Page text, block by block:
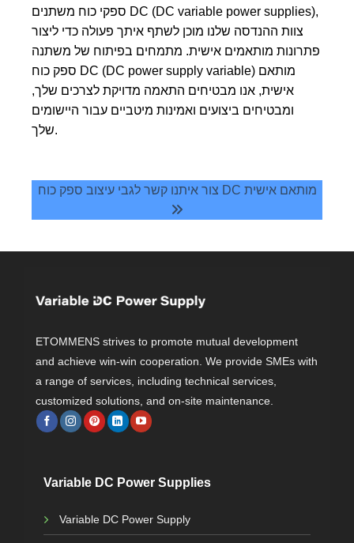
ספקי כוח משתנים DC (DC variable power supplies),
צוות ההנדסה שלנו מוכן לשתף איתך פעולה כדי ליצור
פתרונות מותאמים אישית. מתמחים בפיתוח של משתנה
ספק כוח DC (DC power supply variable) מותאם
אישית, אנו מבטיחים התאמה מדויקת לצרכים שלך,
ומבטיחים ביצועים ואמינות מיטביים עבור היישומים
שלך.
צור איתנו קשר לגבי עיצוב ספק כוח DC מותאם אישית
ETOMMENS strives to promote mutual development
and achieve win-win cooperation. We provide SMEs with
a range of services, including technical services,
customized solutions, and on-site maintenance.
Variable DC Power Supplies
Variable DC Power Supply